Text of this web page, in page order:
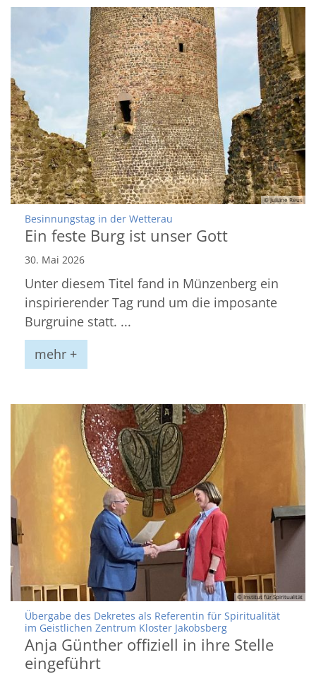
© Juliane Reus
Besinnungstag in der Wetterau
Ein feste Burg ist unser Gott
30. Mai 2026
Unter diesem Titel fand in Münzenberg ein
inspirierender Tag rund um die imposante
Burgruine statt. ...
mehr +
© Institut für Spiritualität
Übergabe des Dekretes als Referentin für Spiritualität
im Geistlichen Zentrum Kloster Jakobsberg:
Anja Günther offiziell in ihre Stelle
eingeführt